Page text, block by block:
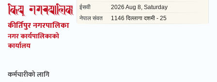
कीर्तिपुर नगरपालिका
नगर कार्यपालिकाको
कार्यालय
कर्मचारीको लागि